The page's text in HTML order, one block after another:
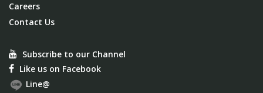
Careers
Contact Us
Subscribe to our Channel
Like us on Facebook
Line@